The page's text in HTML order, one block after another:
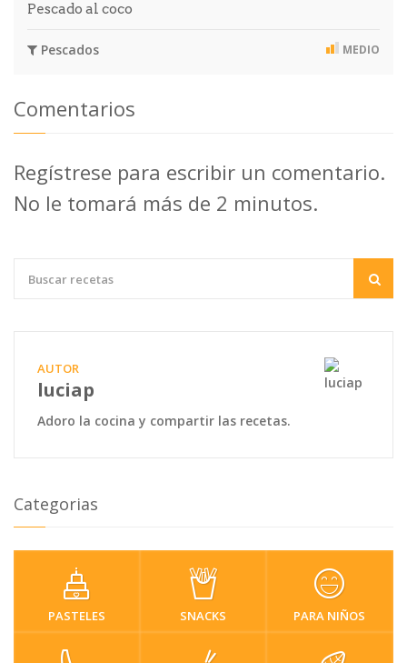
Pescado al coco
Pescados MEDIO
Comentarios
Regístrese para escribir un comentario.
No le tomará más de 2 minutos.
AUTOR
luciap
Adoro la cocina y compartir las recetas.
Categorias
PASTELES SNACKS PARA NIÑOS